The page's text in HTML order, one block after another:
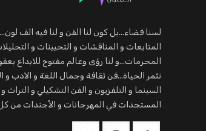
لسنا فضاء...بل كون لنا الفن و لنا فيه الف
المتابعات و المناقشات و التحيينات و
المحرمات...و لنا رؤى وعالم مفتوح للابداع
تثمر الحياة...فن ثقافة وجمال اللغة و الادب
السينما و التلفزيون و الفن التشكيلي و التراث
المستجدات في المهرجانات و الأجندات من